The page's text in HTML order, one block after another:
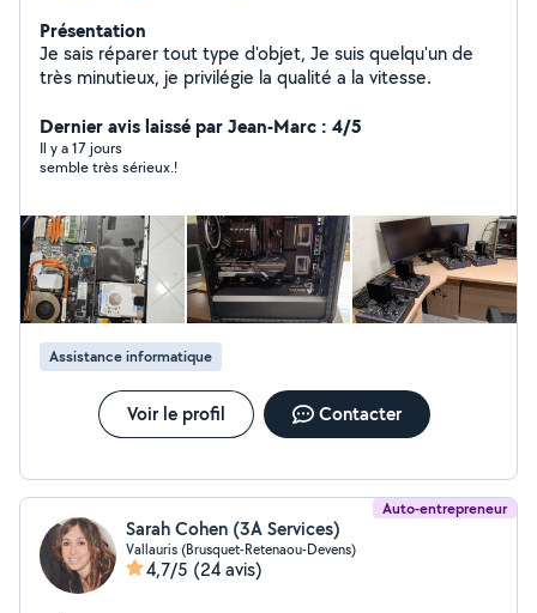
Présentation
Je sais réparer tout type d'objet, Je suis quelqu'un de
très minutieux, je privilégie la qualité a la vitesse.
Dernier avis laissé par Jean-Marc : 4/5
Il y a 17 jours
semble très sérieux.!
Assistance informatique
Voir le profil Contacter
Auto-entrepreneur
Sarah Cohen (3A Services)
Vallauris (Brusquet-Retenaou-Devens)
4,7/5 (24 avis)